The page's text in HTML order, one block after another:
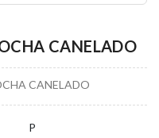
CANELADO
CANELADO
P